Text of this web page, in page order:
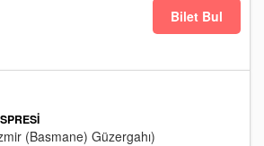
Bilet Bul
(Basmane) Güzergahı)